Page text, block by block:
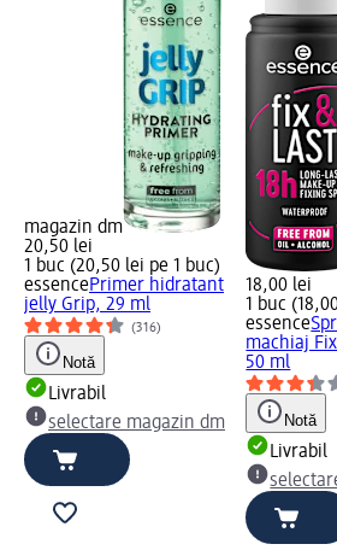
magazin dm
20,50 lei
1 buc (20,50 lei pe 1 buc)
essencePrimer hidratant
jelly Grip, 29 ml
(316)
Notă
Livrabil
selectare magazin dm
18,00 lei
1 buc
essence
machiaj
50 ml
Notă
Livrabil